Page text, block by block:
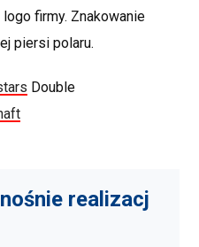
firmy. Znakowanie
piersi polaru.
Double
realizacj